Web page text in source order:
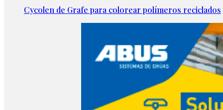
Cycolen de Grafe para colorear polímeros reciclados